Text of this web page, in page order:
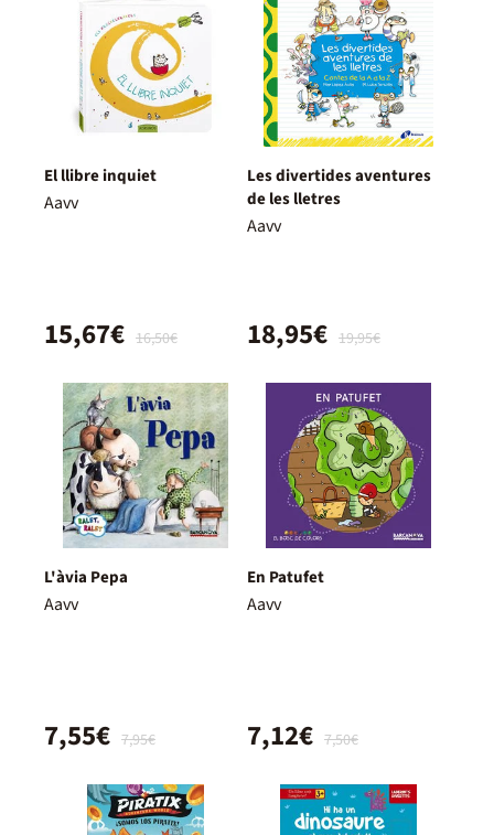
El llibre inquiet
Aavv
16,50€
15,67€
Les divertides aventures
de les lletres
Aavv
19,95€
18,95€
L'àvia Pepa
Aavv
7,95€
7,55€
En Patufet
Aavv
7,50€
7,12€